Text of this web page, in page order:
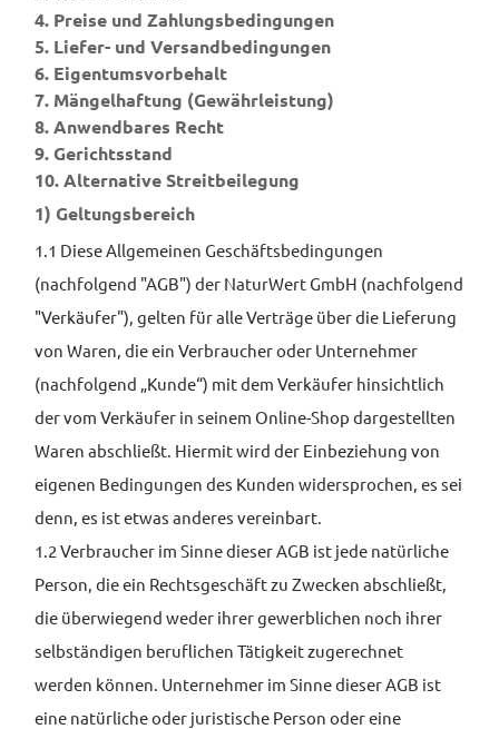
4. Preise und Zahlungsbedingungen
5. Liefer- und Versandbedingungen
6. Eigentumsvorbehalt
7. Mängelhaftung (Gewährleistung)
8. Anwendbares Recht
9. Gerichtsstand
10. Alternative Streitbeilegung
1) Geltungsbereich
1.1 Diese Allgemeinen Geschäftsbedingungen
(nachfolgend "AGB") der NaturWert GmbH (nachfolgend
"Verkäufer"), gelten für alle Verträge über die Lieferung
von Waren, die ein Verbraucher oder Unternehmer
(nachfolgend „Kunde“) mit dem Verkäufer hinsichtlich
der vom Verkäufer in seinem Online-Shop dargestellten
Waren abschließt. Hiermit wird der Einbeziehung von
eigenen Bedingungen des Kunden widersprochen, es sei
denn, es ist etwas anderes vereinbart.
1.2 Verbraucher im Sinne dieser AGB ist jede natürliche
Person, die ein Rechtsgeschäft zu Zwecken abschließt,
die überwiegend weder ihrer gewerblichen noch ihrer
selbständigen beruflichen Tätigkeit zugerechnet
werden können. Unternehmer im Sinne dieser AGB ist
eine natürliche oder juristische Person oder eine